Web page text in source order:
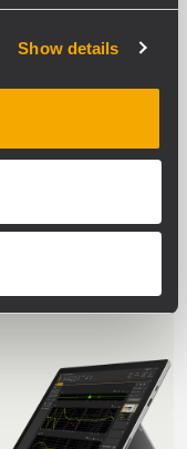
Show details